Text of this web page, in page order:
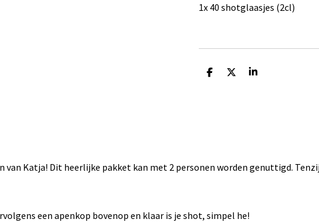
1x 40 shotglaasjes (2cl)
D
D
S
van Katja! Dit heerlijke pakket kan met 2 personen worden genuttigd.
een apenkop bovenop en klaar is je shot, simpel he!